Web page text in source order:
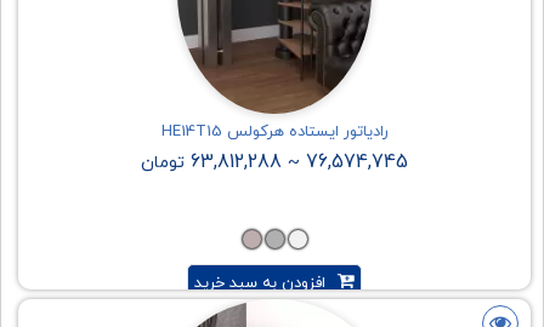
افزودن به سبد خرید
رادیاتور ایستاده هرکولس HE14T15
76,574,745
~
63,812,288تومان